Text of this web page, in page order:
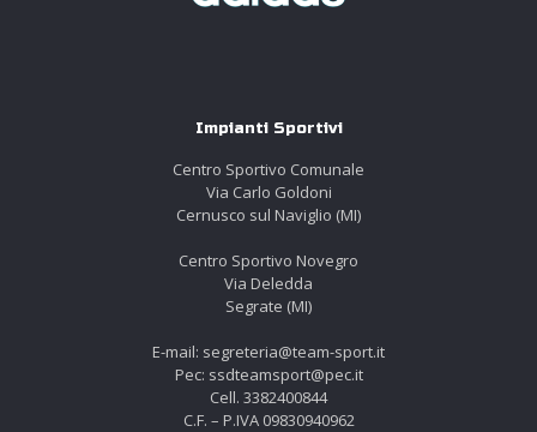
Impianti Sportivi
Centro Sportivo Comunale
Via Carlo Goldoni
Cernusco sul Naviglio (MI)
Centro Sportivo Novegro
Via Deledda
Segrate (MI)
E-mail: segreteria@team-sport.it
Pec: ssdteamsport@pec.it
Cell. 3382400844
C.F. – P.IVA 09830940962